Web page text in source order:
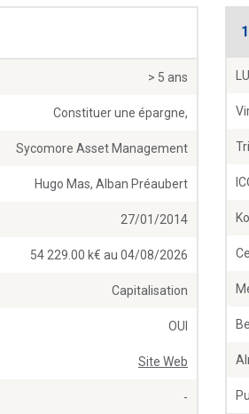
> 5 ans
Constituer une épargne,
Sycomore Asset Management
Hugo Mas, Alban Préaubert
27/01/2014
54 229.00 k€ au 04/08/2026
Capitalisation
OUI
Site Web
-